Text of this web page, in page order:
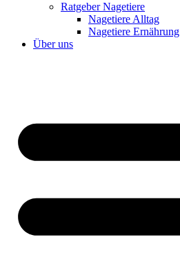
Ratgeber Nagetiere
Nagetiere Alltag
Nagetiere Ernährung
Über uns